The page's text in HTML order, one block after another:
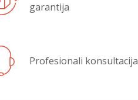
garantija
Profesionali konsultacija